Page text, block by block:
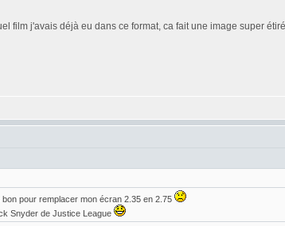
film j'avais déjà eu dans ce format, ca fait une image super
pour remplacer mon écran 2.35 en 2.75
Snyder de Justice League